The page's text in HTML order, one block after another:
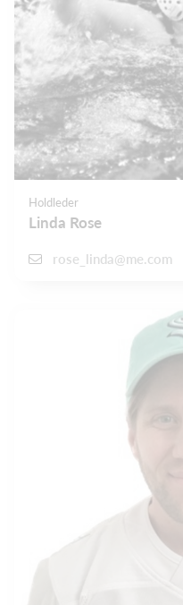
Holdleder
Linda Rose
rose_linda@me.com